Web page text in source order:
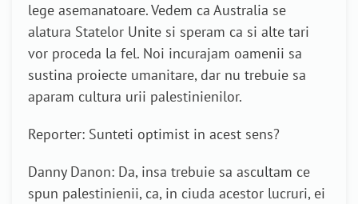
lege asemanatoare. Vedem ca Australia se
alatura Statelor Unite si speram ca si alte tari
vor proceda la fel. Noi incurajam oamenii sa
sustina proiecte umanitare, dar nu trebuie sa
aparam cultura urii palestinienilor.
Reporter: Sunteti optimist in acest sens?
Danny Danon: Da, insa trebuie sa ascultam ce
spun palestinienii, ca, in ciuda acestor lucruri, ei